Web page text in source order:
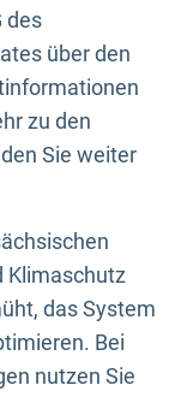
des
über den
zu den
Sie weiter
Klimaschutz
das System
Bei
nutzen Sie